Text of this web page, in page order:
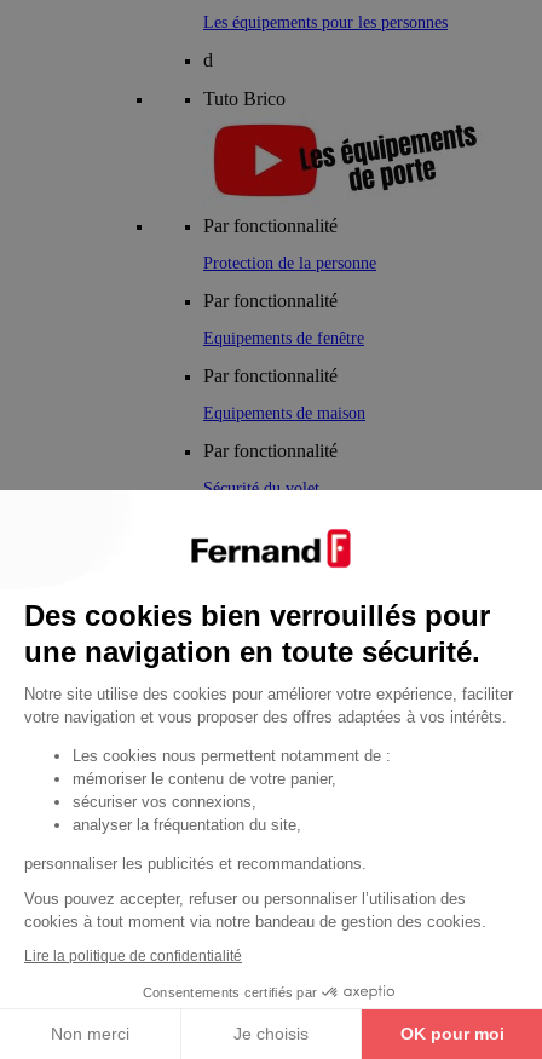
Les équipements pour les personnes
d
Tuto Brico
Par fonctionnalité
Protection de la personne
Par fonctionnalité
Equipements de fenêtre
Par fonctionnalité
Equipements de maison
Par fonctionnalité
Sécurité du volet
Par fonctionnalité
Cendrier
Par fonctionnalité
Equipements de porte
•Judas de porte
Fermes-portes
•Arrêts de porte
•Butoirs de porte
• Charnières de porte
• Accessoires de fixation
Les astuces
Les équipements de porte
Les équipements pour les personnes
Des cookies bien verrouillés pour
une navigation en toute sécurité.
Notre site utilise des cookies pour améliorer votre expérience, faciliter
votre navigation et vous proposer des offres adaptées à vos intérêts.
Les cookies nous permettent notamment de :
mémoriser le contenu de votre panier,
sécuriser vos connexions,
analyser la fréquentation du site,
personnaliser les publicités et recommandations.
Vous pouvez accepter, refuser ou personnaliser l’utilisation des
cookies à tout moment via notre bandeau de gestion des cookies.
Lire la politique de confidentialité
Consentements certifiés par
Non merci Je choisis OK pour moi